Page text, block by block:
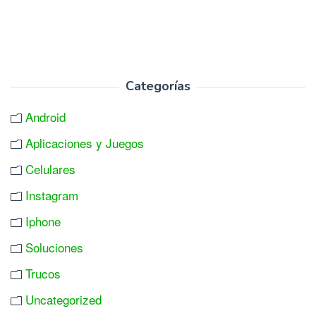
Categorías
Android
Aplicaciones y Juegos
Celulares
Instagram
Iphone
Soluciones
Trucos
Uncategorized